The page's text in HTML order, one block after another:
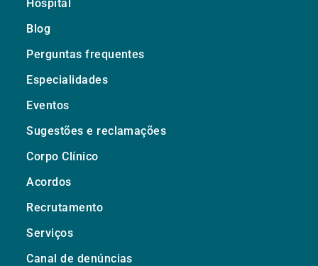
Hospital
Blog
Perguntas frequentes
Especialidades
Eventos
Sugestões e reclamações
Corpo Clínico
Acordos
Recrutamento
Serviços
Canal de denúncias